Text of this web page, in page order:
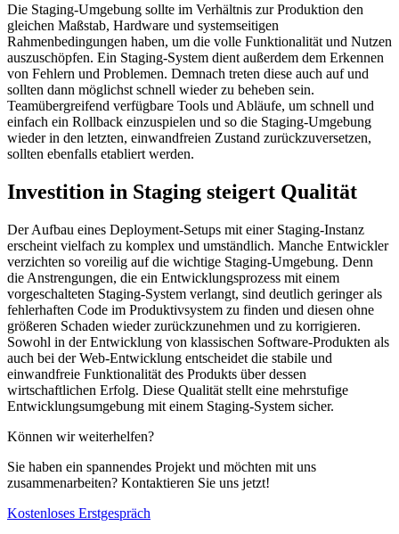
Die Staging-Umgebung sollte im Verhältnis zur Produktion den
gleichen Maßstab, Hardware und systemseitigen
Rahmenbedingungen haben, um die volle Funktionalität und Nutzen
auszuschöpfen. Ein Staging-System dient außerdem dem Erkennen
von Fehlern und Problemen. Demnach treten diese auch auf und
sollten dann möglichst schnell wieder zu beheben sein.
Teamübergreifend verfügbare Tools und Abläufe, um schnell und
einfach ein Rollback einzuspielen und so die Staging-Umgebung
wieder in den letzten, einwandfreien Zustand zurückzuversetzen,
sollten ebenfalls etabliert werden.
Investition in Staging steigert Qualität
Der Aufbau eines Deployment-Setups mit einer Staging-Instanz
erscheint vielfach zu komplex und umständlich. Manche Entwickler
verzichten so voreilig auf die wichtige Staging-Umgebung. Denn
die Anstrengungen, die ein Entwicklungsprozess mit einem
vorgeschalteten Staging-System verlangt, sind deutlich geringer als
fehlerhaften Code im Produktivsystem zu finden und diesen ohne
größeren Schaden wieder zurückzunehmen und zu korrigieren.
Sowohl in der Entwicklung von klassischen Software-Produkten als
auch bei der Web-Entwicklung entscheidet die stabile und
einwandfreie Funktionalität des Produkts über dessen
wirtschaftlichen Erfolg. Diese Qualität stellt eine mehrstufige
Entwicklungsumgebung mit einem Staging-System sicher.
Können wir weiterhelfen?
Sie haben ein spannendes Projekt und möchten mit uns
zusammenarbeiten? Kontaktieren Sie uns jetzt!
Kostenloses Erstgespräch